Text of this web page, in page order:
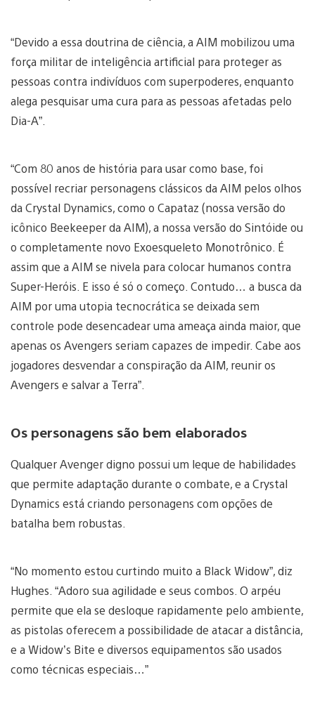
“Devido a essa doutrina de ciência, a AIM mobilizou uma
força militar de inteligência artificial para proteger as
pessoas contra indivíduos com superpoderes, enquanto
alega pesquisar uma cura para as pessoas afetadas pelo
Dia-A”.
“Com 80 anos de história para usar como base, foi
possível recriar personagens clássicos da AIM pelos olhos
da Crystal Dynamics, como o Capataz (nossa versão do
icônico Beekeeper da AIM), a nossa versão do Sintóide ou
o completamente novo Exoesqueleto Monotrônico. É
assim que a AIM se nivela para colocar humanos contra
Super-Heróis. E isso é só o começo. Contudo… a busca da
AIM por uma utopia tecnocrática se deixada sem
controle pode desencadear uma ameaça ainda maior, que
apenas os Avengers seriam capazes de impedir. Cabe aos
jogadores desvendar a conspiração da AIM, reunir os
Avengers e salvar a Terra”.
Os personagens são bem elaborados
Qualquer Avenger digno possui um leque de habilidades
que permite adaptação durante o combate, e a Crystal
Dynamics está criando personagens com opções de
batalha bem robustas.
“No momento estou curtindo muito a Black Widow”, diz
Hughes. “Adoro sua agilidade e seus combos. O arpéu
permite que ela se desloque rapidamente pelo ambiente,
as pistolas oferecem a possibilidade de atacar a distância,
e a Widow’s Bite e diversos equipamentos são usados
como técnicas especiais…”